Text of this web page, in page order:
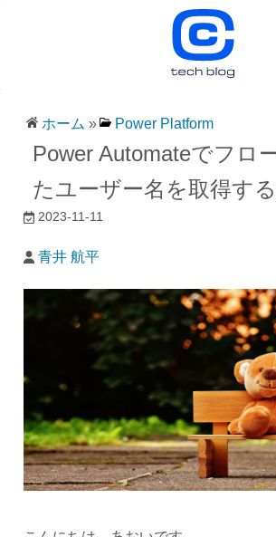
ホーム » Power Platform
Power Automateでフロ
たユーザー名を取得す
2023-11-11
青井 航平